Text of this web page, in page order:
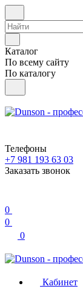
Каталог
По всему сайту
По каталогу
Телефоны
+7 981 193 63 03
Заказать звонок
0
0
0
Кабинет